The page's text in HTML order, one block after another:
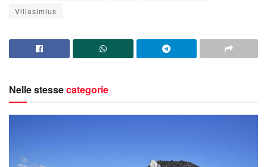
Villasimius
Nelle stessecategorie